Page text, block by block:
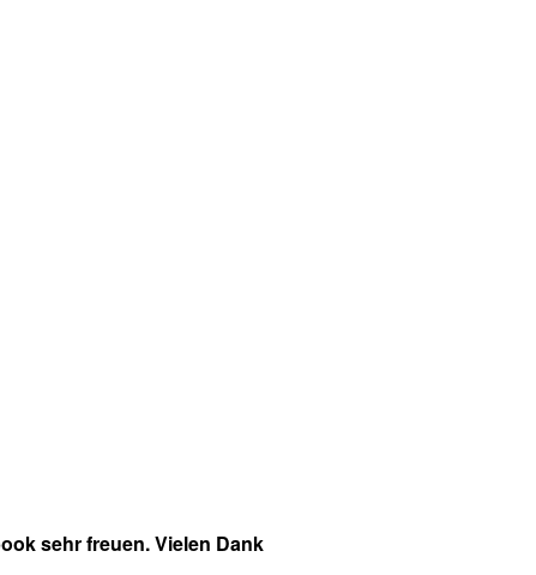
sehr freuen. Vielen Dank